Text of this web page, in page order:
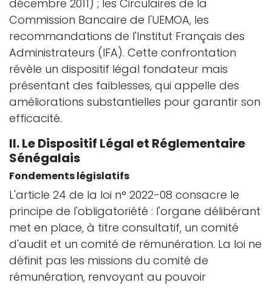
décembre 2011) ; les Circulaires de la
Commission Bancaire de l'UEMOA, les
recommandations de l'Institut Français des
Administrateurs (IFA). Cette confrontation
révèle un dispositif légal fondateur mais
présentant des faiblesses, qui appelle des
améliorations substantielles pour garantir son
efficacité.
II. Le Dispositif Légal et Réglementaire
Sénégalais
Fondements législatifs
L'article 24 de la loi n° 2022-08 consacre le
principe de l'obligatoriété : l'organe délibérant
met en place, à titre consultatif, un comité
d'audit et un comité de rémunération. La loi ne
définit pas les missions du comité de
rémunération, renvoyant au pouvoir